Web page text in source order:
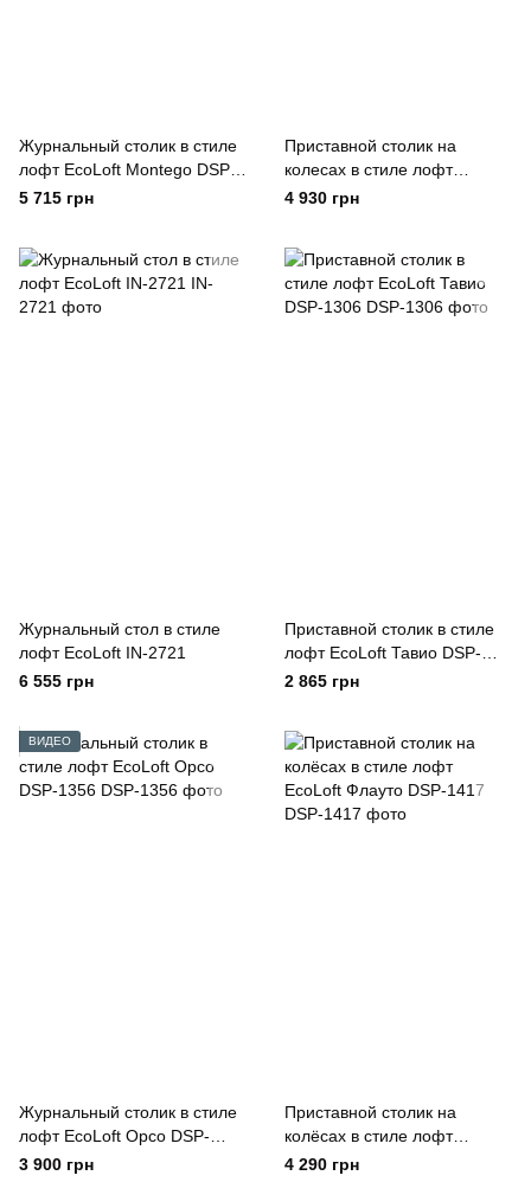
Журнальный столик в стиле
лофт EcoLoft Montego DSP-
1155
5 715 грн
Приставной столик на
колесах в стиле лофт
EcoLoft Ровер DSP-1401
4 930 грн
Журнальный стол в стиле
лофт EcoLoft IN-2721
6 555 грн
Приставной столик в стиле
лофт EcoLoft Тавио DSP-
1306
2 865 грн
ВИДЕО
Журнальный столик в стиле
лофт EcoLoft Орсо DSP-
1356
3 900 грн
Приставной столик на
колёсах в стиле лофт
EcoLoft Флауто DSP-1417
4 290 грн